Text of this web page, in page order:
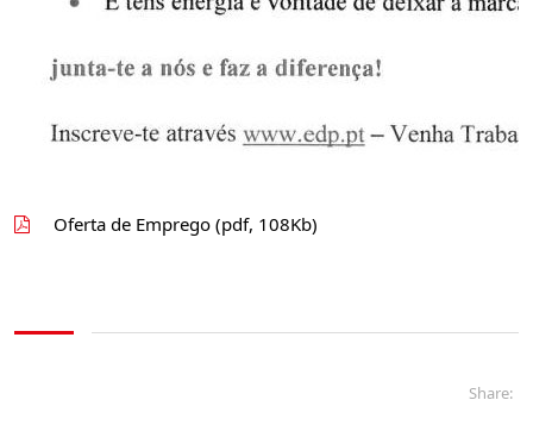
Oferta de Emprego (pdf, 108Kb)
Share: